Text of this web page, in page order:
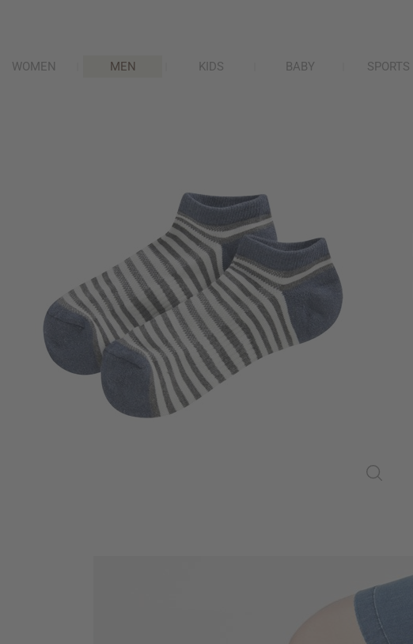
WOMEN MEN KIDS BABY SPORTS